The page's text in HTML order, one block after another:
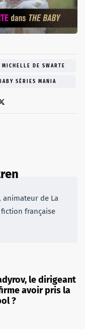
MICHELLE DE SWARTE
SÉRIES MANIA
animateur de La
française
le dirigeant
avoir pris la
?